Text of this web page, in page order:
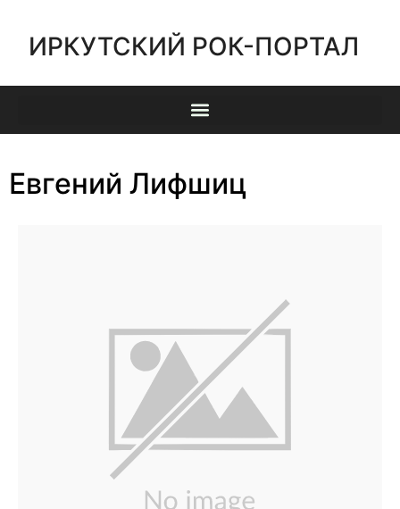
ИРКУТСКИЙ РОК-ПОРТАЛ
Евгений Лифшиц